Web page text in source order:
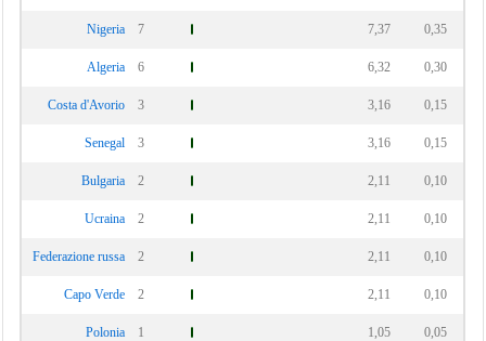
Nigeria 7 7,37 0,35
Algeria 6 6,32 0,30
Costa d'Avorio 3 3,16 0,15
Senegal 3 3,16 0,15
Bulgaria 2 2,11 0,10
Ucraina 2 2,11 0,10
Federazione russa 2 2,11 0,10
Capo Verde 2 2,11 0,10
Polonia 1 1,05 0,05